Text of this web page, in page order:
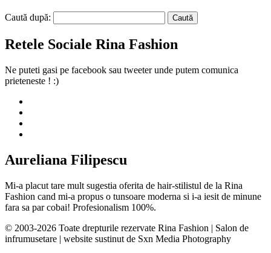
Caută după:
Retele Sociale Rina Fashion
Ne puteti gasi pe facebook sau tweeter unde putem comunica
prieteneste ! :)
Aureliana Filipescu
Mi-a placut tare mult sugestia oferita de hair-stilistul de la Rina
Fashion cand mi-a propus o tunsoare moderna si i-a iesit de minune
fara sa par cobai! Profesionalism 100%.
© 2003-2026 Toate drepturile rezervate Rina Fashion | Salon de
infrumusetare | website sustinut de Sxn Media Photography